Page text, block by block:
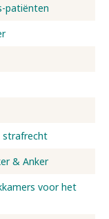
patiënten
strafrecht
& Anker
voor het